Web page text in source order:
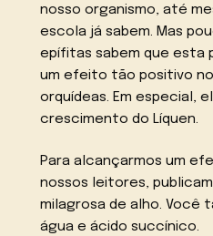
nosso organismo, até
escola já sabem. Mas
epífitas sabem que esta
um efeito tão positivo
orquídeas. Em especial,
crescimento do Líquen.
Para alcançarmos um
nossos leitores,
milagrosa de alho. Você
água e ácido succínico.